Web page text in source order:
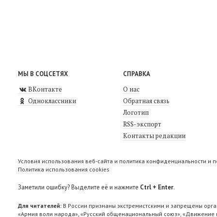
МЫ В СОЦСЕТЯХ
ВКонтакте
Одноклассники
СПРАВКА
О нас
Обратная связь
Логотип
RSS-экспорт
Контакты редакции
Условия использования веб-сайта и политика конфиденциальности и
Политика использования cookies
Заметили ошибку? Выделите её и нажмите Ctrl + Enter.
Для читателей: В России признаны экстремистскими и запрещены
«Армия воли народа», «Русский общенациональный союз»,